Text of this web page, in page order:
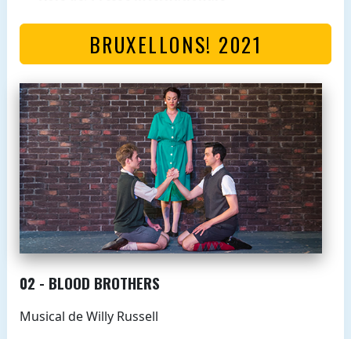
BRUXELLONS! 2021
02 - BLOOD BROTHERS
Musical de Willy Russell